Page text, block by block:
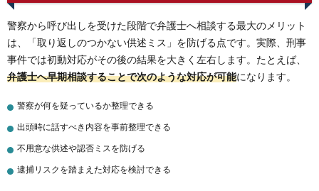
警察から呼び出しを受けた段階で弁護士へ相談する最大のメリット
は、「取り返しのつかない供述ミス」を防げる点です。実際、刑事
事件では初動対応がその後の結果を大きく左右します。たとえば、
弁護士へ早期相談することで次のような対応が可能になります。
警察が何を疑っているか整理できる
出頭時に話すべき内容を事前整理できる
不用意な供述や認否ミスを防げる
逮捕リスクを踏まえた対応を検討できる